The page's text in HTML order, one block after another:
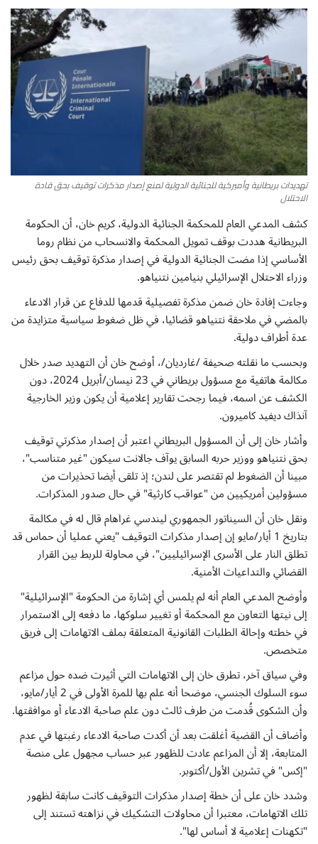
سياحة وسفر
منوعات عامة
جاليري الفن التشكيلي
من نحن
سياسة الخصوصية
البنود والشروط
رئيس التحرير
إتصل بنا
تهديدات بريطانية وأميركية للجنائية الدولية لمنع إصدار مذكرات توقيف بحق قادة
الاحتلال
كشف المدعي العام للمحكمة الجنائية الدولية، كريم خان، أن الحكومة
البريطانية هددت بوقف تمويل المحكمة والانسحاب من نظام روما
الأساسي إذا مضت الجنائية الدولية في إصدار مذكرة توقيف بحق رئيس
وزراء الاحتلال الإسرائيلي بنيامين نتنياهو.
وجاءت إفادة خان ضمن مذكرة تفصيلية قدمها للدفاع عن قرار الادعاء
بالمضي في ملاحقة نتنياهو قضائيا، في ظل ضغوط سياسية متزايدة من
عدة أطراف دولية.
وبحسب ما نقلته صحيفة /غارديان/، أوضح خان أن التهديد صدر خلال
مكالمة هاتفية مع مسؤول بريطاني في 23 نيسان/أبريل 2024، دون
الكشف عن اسمه، فيما رجحت تقارير إعلامية أن يكون وزير الخارجية
آنذاك ديفيد كاميرون.
وأشار خان إلى أن المسؤول البريطاني اعتبر أن إصدار مذكرتي توقيف
بحق نتنياهو ووزير حربه السابق يوآف جالانت سيكون "غير متناسب"،
مبينا أن الضغوط لم تقتصر على لندن؛ إذ تلقى أيضا تحذيرات من
مسؤولين أمريكيين من "عواقب كارثية" في حال صدور المذكرات.
ونقل خان أن السيناتور الجمهوري ليندسي غراهام قال له في مكالمة
بتاريخ 1 أيار/مايو إن إصدار مذكرات التوقيف "يعني عمليا أن حماس قد
تطلق النار على الأسرى الإسرائيليين"، في محاولة للربط بين القرار
القضائي والتداعيات الأمنية.
وأوضح المدعي العام أنه لم يلمس أي إشارة من الحكومة "الإسرائيلية"
إلى نيتها التعاون مع المحكمة أو تغيير سلوكها، ما دفعه إلى الاستمرار
في خطته وإحالة الطلبات القانونية المتعلقة بملف الاتهامات إلى فريق
متخصص.
وفي سياق آخر، تطرق خان إلى الاتهامات التي أثيرت ضده حول مزاعم
سوء السلوك الجنسي، موضحا أنه علم بها للمرة الأولى في 2 أيار/مايو،
وأن الشكوى قُدمت من طرف ثالث دون علم صاحبة الادعاء أو موافقتها.
وأضاف أن القضية أغلقت بعد أن أكدت صاحبة الادعاء رغبتها في عدم
المتابعة، إلا أن المزاعم عادت للظهور عبر حساب مجهول على منصة
"إكس" في تشرين الأول/أكتوبر.
وشدد خان على أن خطة إصدار مذكرات التوقيف كانت سابقة لظهور
تلك الاتهامات، معتبرا أن محاولات التشكيك في نزاهته تستند إلى
"تكهنات إعلامية لا أساس لها".